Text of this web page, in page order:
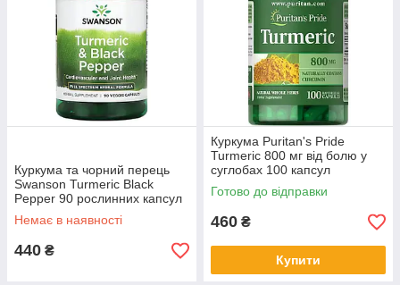
Куркума та чорний перець
Swanson Turmeric Black
Pepper 90 рослинних капсул
Немає в наявності
440 ₴
Куркума Puritan's Pride
Turmeric 800 мг від болю у
суглобах 100 капсул
Готово до відправки
460 ₴
Купити